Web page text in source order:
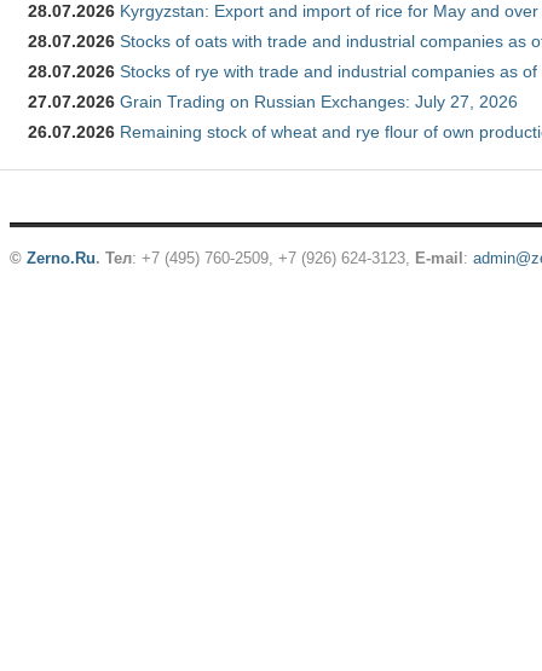
28.07.2026 Kyrgyzstan: Export and import of rice for May and
28.07.2026 Stocks of oats with trade and industrial companies as
28.07.2026 Stocks of rye with trade and industrial companies as
27.07.2026 Grain Trading on Russian Exchanges: July 27, 2026
26.07.2026 Remaining stock of wheat and rye flour of own
© Zerno.Ru. Тел: +7 (495) 760-2509, +7 (926) 624-3123, E-mail :